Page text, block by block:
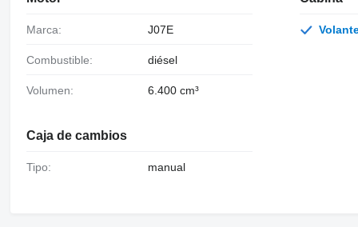
Marca: J07E
Combustible: diésel
Volumen: 6.400 cm³
Caja de cambios
Tipo: manual